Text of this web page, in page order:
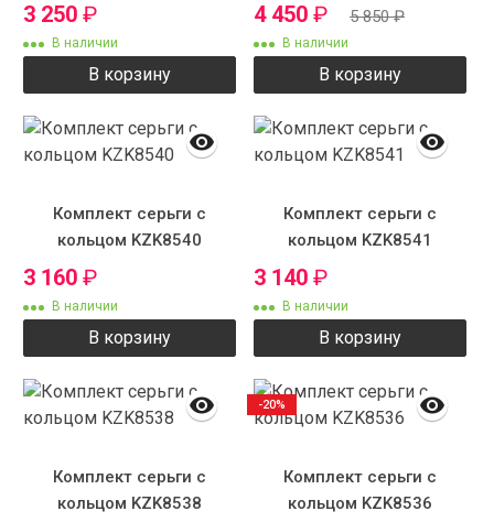
3 250 ₽
В наличии
В корзину
4 450 ₽ 5 850₽
В наличии
В корзину
Комплект серьги с
кольцом KZK8540
3 160 ₽
В наличии
В корзину
Комплект серьги с
кольцом KZK8541
3 140 ₽
В наличии
В корзину
Комплект серьги с
кольцом KZK8538
Комплект серьги с
кольцом KZK8536
-20%